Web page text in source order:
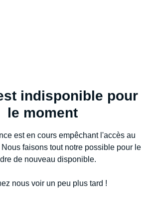
indisponible pour
le moment
est en cours empêchant l'accès au
faisons tout notre possible pour le
de nouveau disponible.
nous voir un peu plus tard !